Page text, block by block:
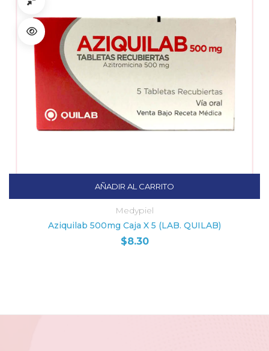
AÑADIR AL CARRITO
Medypiel
Aziquilab 500mg Caja X 5 (LAB. QUILAB)
$8.30